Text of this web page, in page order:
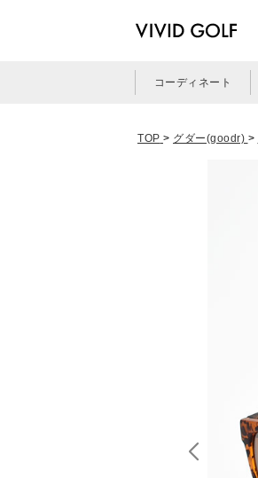
コーディネート
TOP > グダー(goodr) >